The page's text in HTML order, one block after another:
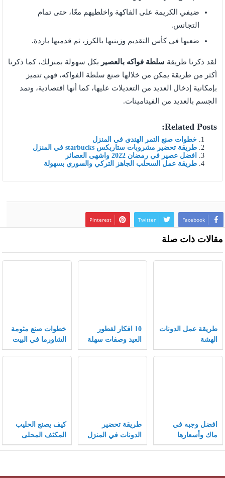
ضيفي الكريمة على الفاكهة واخلطيهم معًا، حتى تمام
التجانس.
ضعيها في كأس التقديم وزينيها بالكرز، ثم قدميها باردة.
لقد ذكرنا طريقة سلطة فواكه بالعصير بكل سهولة بمنزلك، كما ذكرنا
أكثر من طريقة يمكن من خلالها صنع سلطة الفواكه، فهي تتميز
بإمكانية إدخال العديد من التعديلات عليها، كما أنها اقتصادية، وتمد
الجسم بالعديد من الفيتامينات.
Related Posts:
خطوات صنع التمر الهندي في المنزل
طريقة تحضير مشروبات ستاربكس starbucks في المنزل
افضل عصير في رمضان 2022 واشهى العصائر
طريقة عمل السحلب الجاهز التركي والسوري بسهولة
Facebook
Twitter
Pinterest
مقالات ذات صلة
طريقة عمل الدونات
الهشة
10 افكار لفطور
العيد وصفات سهلة
وسريعة لفطور
خطوات صنع مثومة
الشاورما في البيت
افضل وجبه في
ماك وأسعارها
طريقة تحضير
الدونات في المنزل
مثل المحلات
كيف يصنع الحليب
المكثف المحلى
وفيما يستخدم